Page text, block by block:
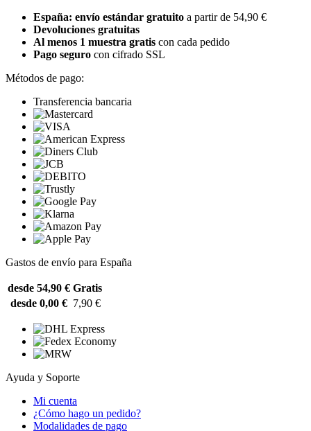
España: envío estándar gratuito a partir de 54,90 €
Devoluciones gratuitas
Al menos 1 muestra gratis con cada pedido
Pago seguro con cifrado SSL
Métodos de pago:
Transferencia bancaria
Gastos de envío para España
desde 54,90 € Gratis
desde 0,00 € 7,90 €
Ayuda y Soporte
Mi cuenta
¿Cómo hago un pedido?
Modalidades de pago